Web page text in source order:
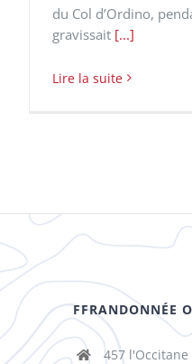
du Col d’Ordino,
gravissait [...]
Lire la suite
FFRANDONNÉE
457 l'Occitane